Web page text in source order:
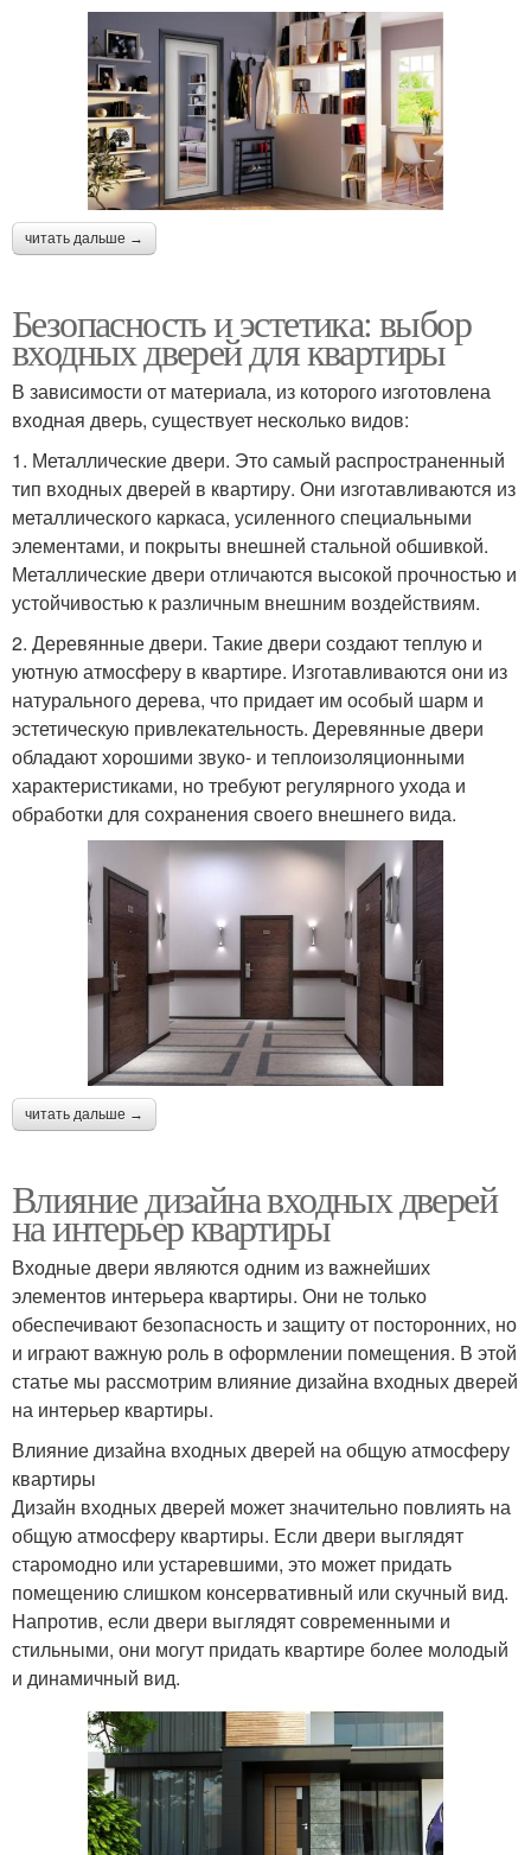
читать дальше →
Безопасность и эстетика: выбор
входных дверей для квартиры
В зависимости от материала, из которого изготовлена
входная дверь, существует несколько видов:
1. Металлические двери. Это самый распространенный
тип входных дверей в квартиру. Они изготавливаются из
металлического каркаса, усиленного специальными
элементами, и покрыты внешней стальной обшивкой.
Металлические двери отличаются высокой прочностью и
устойчивостью к различным внешним воздействиям.
2. Деревянные двери. Такие двери создают теплую и
уютную атмосферу в квартире. Изготавливаются они из
натурального дерева, что придает им особый шарм и
эстетическую привлекательность. Деревянные двери
обладают хорошими звуко- и теплоизоляционными
характеристиками, но требуют регулярного ухода и
обработки для сохранения своего внешнего вида.
читать дальше →
Влияние дизайна входных дверей
на интерьер квартиры
Входные двери являются одним из важнейших
элементов интерьера квартиры. Они не только
обеспечивают безопасность и защиту от посторонних, но
и играют важную роль в оформлении помещения. В этой
статье мы рассмотрим влияние дизайна входных дверей
на интерьер квартиры.
Влияние дизайна входных дверей на общую атмосферу
квартиры
Дизайн входных дверей может значительно повлиять на
общую атмосферу квартиры. Если двери выглядят
старомодно или устаревшими, это может придать
помещению слишком консервативный или скучный вид.
Напротив, если двери выглядят современными и
стильными, они могут придать квартире более молодый
и динамичный вид.